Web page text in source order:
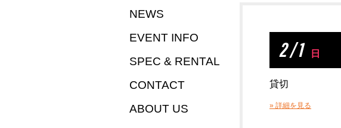
NEWS
EVENT INFO
SPEC & RENTAL
CONTACT
ABOUT US
2 / 1 日
貸切
» 詳細を見る